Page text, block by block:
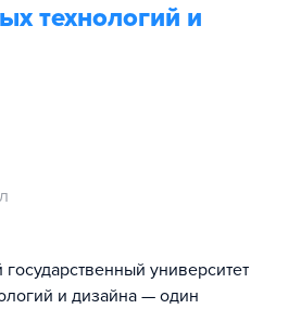
технологий и
университет
и дизайна — один